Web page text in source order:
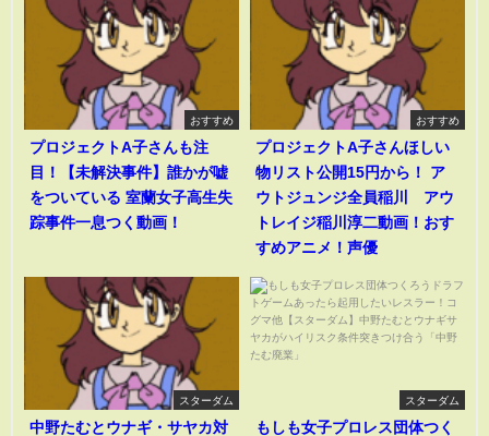
おすすめ
プロジェクトA子さんも注
目！【未解決事件】誰かが嘘
をついている 室蘭女子高生失
踪事件一息つく動画！
おすすめ
プロジェクトA子さんほしい
物リスト公開15円から！ ア
ウトジュンジ全員稲川 アウ
トレイジ稲川淳二動画！おす
すめアニメ！声優
スターダム
中野たむとウナギ・サヤカ対
スターダム
もしも女子プロレス団体つく